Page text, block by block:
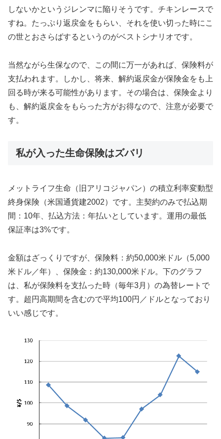
しないかというジレンマに陥りそうです。チキンレースで
すね。たっぷり返戻金をもらい、それを使い切った時にこ
の世とおさらばするというのがベストシナリオです。
当然ながら生保なので、この間に万一があれば、保険料が
支払われます。しかし、将来、解約返戻金が保険金をも上
回る時が来る可能性があります。その場合は、保険金より
も、解約返戻金をもらった方がお得なので、注意が必要で
す。
私が入った生命保険はズバリ
メットライフ生命（旧アリコジャパン）の積立利率変動型
終身保険（米国通貨建2002）です。主契約のみで払込期
間：10年、払込方法：年払いとしています。運用の最低
保証率は3%です。
金額はざっくりですが、保険料：約50,000米ドル（5,000
米ドル／年）、保険金：約130,000米ドル。下のグラフ
は、私が保険料を支払った時（毎年3月）の為替レートで
す。超円高期間を含むので平均100円／ドルとなっており
いい感じです。